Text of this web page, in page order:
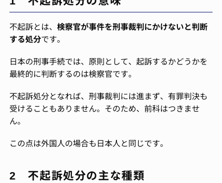
不起訴とは、検察官が事件を刑事裁判にかけないと判断
する処分です。
日本の刑事手続では、原則として、起訴するかどうかを
最終的に判断するのは検察官です。
不起訴処分となれば、刑事裁判には進まず、有罪判決も
受けることもありません。そのため、前科はつきませ
ん。
この点は外国人の場合も日本人と同じです。
2 不起訴処分の主な種類